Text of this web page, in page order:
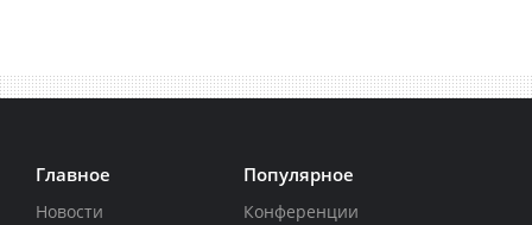
Главное
Новости
Популярное
Конференции